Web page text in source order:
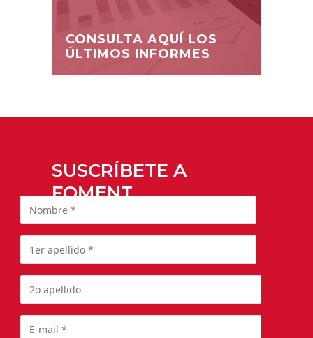
CONSULTA AQUÍ LOS
ÚLTIMOS INFORMES
SUSCRÍBETE A
FOMENT